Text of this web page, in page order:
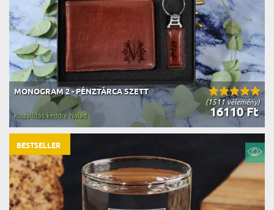
(1511 vélemény)
MONOGRAM 2 - PÉNZTÁRCA SZETT
16110 Ft
Kiszállítás keddre Nálad
BESTSELLER